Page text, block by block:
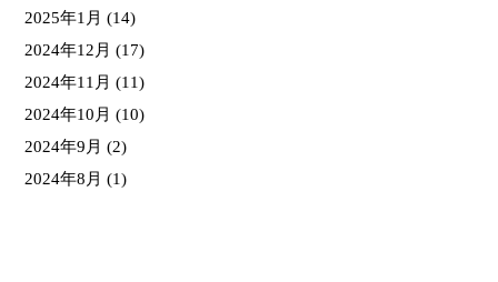
2025年1月 (14)
2024年12月 (17)
2024年11月 (11)
2024年10月 (10)
2024年9月 (2)
2024年8月 (1)